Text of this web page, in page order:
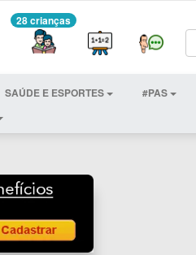
28 crianças
SAÚDE E ESPORTES
#PAS